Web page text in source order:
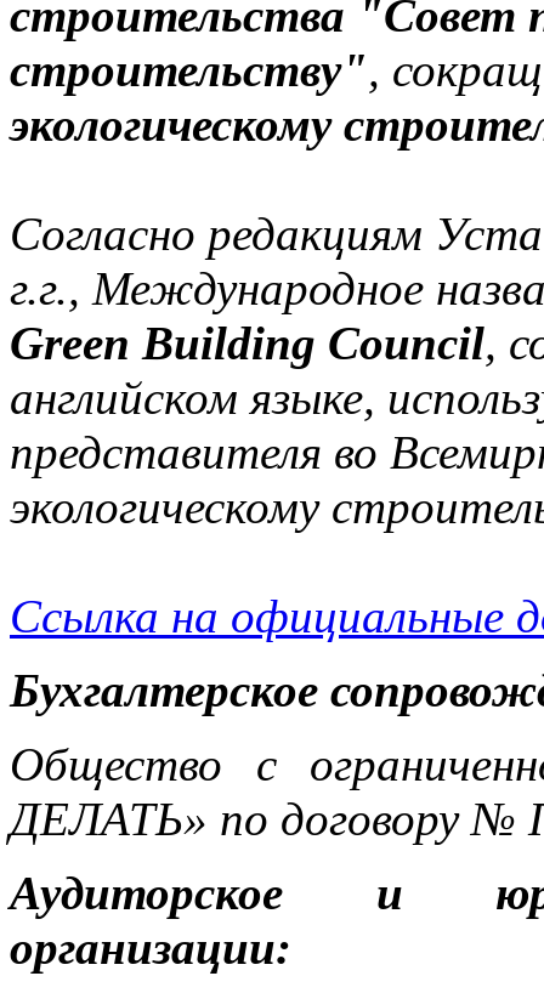
строительства "Совет
строительству",
экологическому
Согласно редакциям
г.г., Международное
Green Building Council,
английском языке,
представителя во
экологическому
Ссылка на официальные
Бухгалтерское
Общество с
ДЕЛАТЬ» по договору
Аудиторское и
организации: